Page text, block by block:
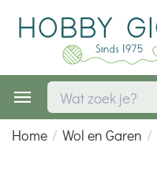
Home / Wol en Garen /